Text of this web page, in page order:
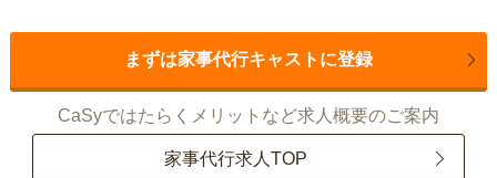
まずは家事代行キャストに登録
CaSyではたらくメリットなど求人概要のご案内
家事代行求人TOP